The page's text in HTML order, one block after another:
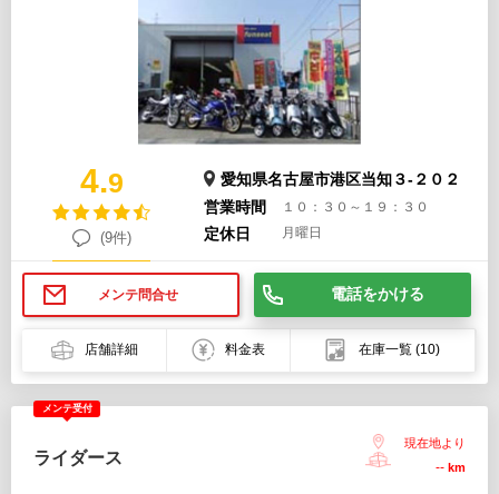
4.9
(9件)
愛知県名古屋市港区当知３-２０２
営業時間
１０：３０～１９：３０
定休日 月曜日
メンテ問合せ 電話をかける
店舗詳細 料金表 在庫一覧 (10)
メンテ受付
ライダース
現在地より
-- km